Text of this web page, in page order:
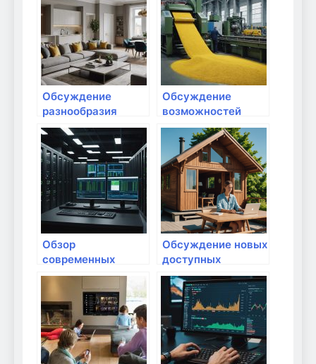
Обсуждение
разнообразия
новейших решений
для сетевого
оборудования
Обсуждение
возможностей
доступа к
облачным
сервисам
Обзор
современных
технологий
использования Wi-
Fi для сетей друг в
друга
Обсуждение новых
доступных
технологий для
упрощения
использования